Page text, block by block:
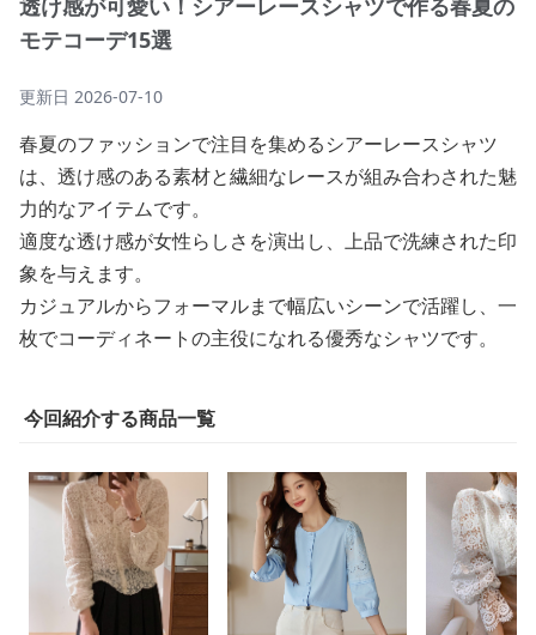
透け感が可愛い！シアーレースシャツで作る春夏の
モテコーデ15選
更新日 2026-07-10
春夏のファッションで注目を集めるシアーレースシャツ
は、透け感のある素材と繊細なレースが組み合わされた魅
力的なアイテムです。
適度な透け感が女性らしさを演出し、上品で洗練された印
象を与えます。
カジュアルからフォーマルまで幅広いシーンで活躍し、一
枚でコーディネートの主役になれる優秀なシャツです。
今回紹介する商品一覧